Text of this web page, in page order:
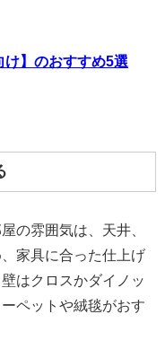
】のおすすめ5選
の雰囲気は、天井、
家具に合った仕上げ
はクロスかダイノッ
ペットや絨毯がおす